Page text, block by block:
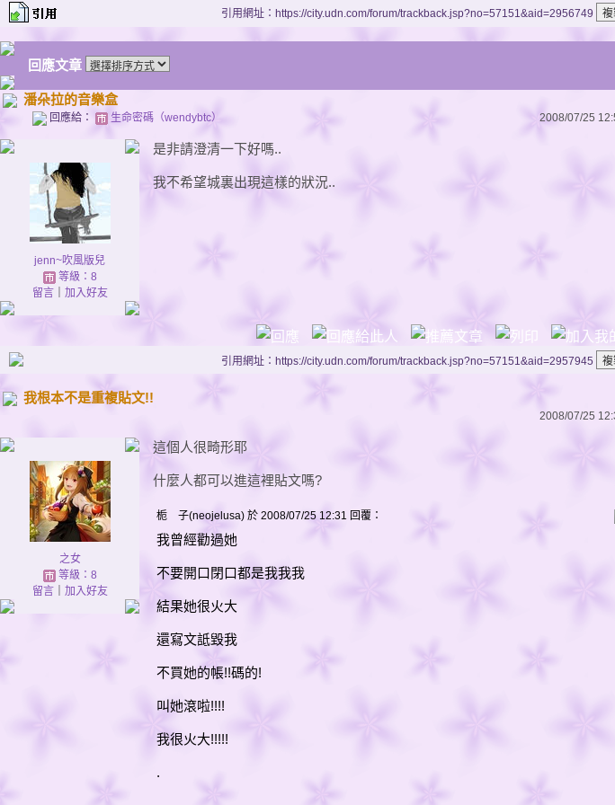
引用網址：https://city.udn.com/forum/trackback.jsp?no=57151&aid=2956749
回應文章
潘朵拉的音樂盒
回應給： 生命密碼（wendybtc） 2008/07/25
jenn~吹風版兒
等級：8
留言｜ 加入好友
是非請澄清一下好嗎..
我不希望城裏出現這樣的狀況..
引用網址：https://city.udn.com/forum/trackback.jsp?no=57151&aid=2957945
我根本不是重複貼文!!
2008/07/25
之女
等級：8
留言｜ 加入好友
這個人很畸形耶
什麼人都可以進這裡貼文嗎?
栀 子(neojelusa) 於 2008/07/25 12:31 回覆：
我曾經勸過她
不要開口閉口都是我我我
結果她很火大
還寫文詆毀我
不買她的帳!!碼的!
叫她滾啦!!!!
我很火大!!!!!
.